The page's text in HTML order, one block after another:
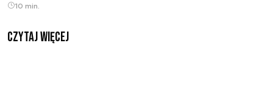
10 min.
czytaj więcej